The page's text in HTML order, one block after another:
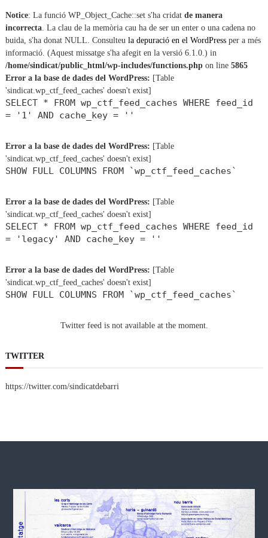
Notice: La funció WP_Object_Cache::set s'ha cridat de manera
incorrecta. La clau de la memòria cau ha de ser un enter o una cadena no
buida, s'ha donat NULL. Consulteu la depuració en el WordPressper a més
informació. (Aquest missatge s'ha afegit en la versió 6.1.0.) in
/home/sindicat/public_html/wp-includes/functions.phpon line 5865
Error a la base de dades del WordPress: [Table
'sindicat.wp_ctf_feed_caches' doesn't exist]
SELECT * FROM wp_ctf_feed_caches WHERE feed_id
= '1' AND cache_key = ''
Error a la base de dades del WordPress: [Table
'sindicat.wp_ctf_feed_caches' doesn't exist]
SHOW FULL COLUMNS FROM `wp_ctf_feed_caches`
Error a la base de dades del WordPress: [Table
'sindicat.wp_ctf_feed_caches' doesn't exist]
SELECT * FROM wp_ctf_feed_caches WHERE feed_id
= 'legacy' AND cache_key = ''
Error a la base de dades del WordPress: [Table
'sindicat.wp_ctf_feed_caches' doesn't exist]
SHOW FULL COLUMNS FROM `wp_ctf_feed_caches`
Twitter feed is not available at the moment.
TWITTER
https://twitter.com/sindicatdebarri